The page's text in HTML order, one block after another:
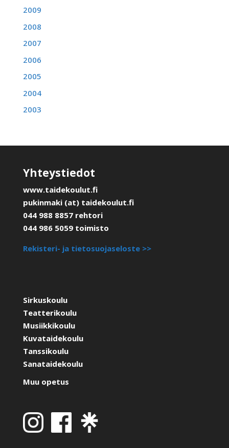
2009
2008
2007
2006
2005
2004
2003
Yhteystiedot
www.taidekoulut.fi
pukinmaki (at) taidekoulut.fi
044 988 8857 rehtori
044 986 5059 toimisto
Rekisteri- ja tietosuojaseloste >>
Sirkuskoulu
Teatterikoulu
Musiikkikoulu
Kuvataidekoulu
Tanssikoulu
Sanataidekoulu
Muu opetus